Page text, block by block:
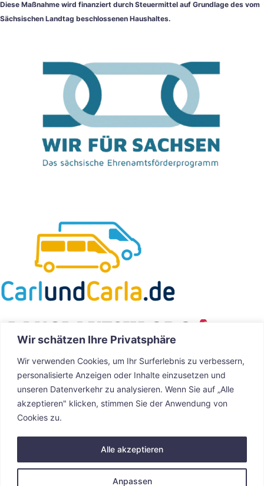
Wir schätzen Ihre Privatsphäre
Wir verwenden Cookies, um Ihr Surferlebnis zu verbessern,
personalisierte Anzeigen oder Inhalte einzusetzen und
unseren Datenverkehr zu analysieren. Wenn Sie auf „Alle
akzeptieren" klicken, stimmen Sie der Anwendung von
Cookies zu.
Anpassen
Alle akzeptieren
Diese Maßnahme wird finanziert durch Steuermittel auf Grundlage des vom
Sächsischen Landtag beschlossenen Haushaltes.
Datenschutzerklärung